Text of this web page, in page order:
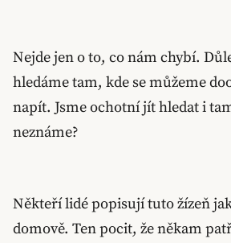
Nejde jen o to, co nám chybí.
hledáme tam, kde se můžeme
napít. Jsme ochotní jít hledat i
neznáme?
Někteří lidé popisují tuto žízeň
domově. Ten pocit, že někam